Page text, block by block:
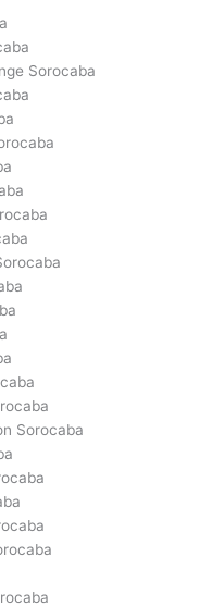
Sorocaba
Sorocaba